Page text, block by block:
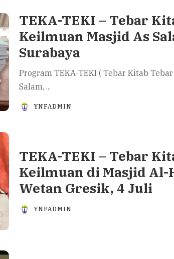
TEKA-TEKI – Tebar
Keilmuan Masjid As
Surabaya
Program TEKA-TEKI ( Tebar Kitab
Salam, ...
YNFADMIN
TEKA-TEKI – Tebar
Keilmuan di Masjid Al-
Wetan Gresik, 4 Juli
YNFADMIN